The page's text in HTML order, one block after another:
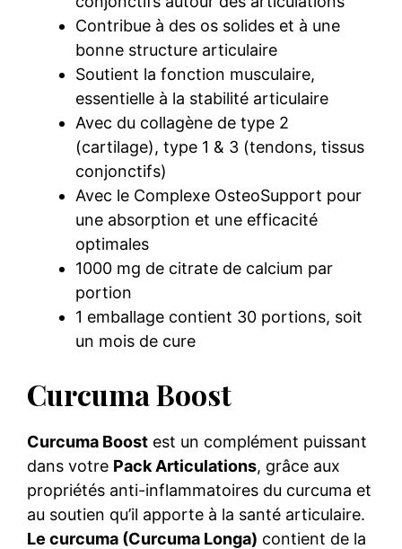
Contribue à des os solides et à une
bonne structure articulaire
Soutient la fonction musculaire,
essentielle à la stabilité articulaire
Avec du collagène de type 2
(cartilage), type 1 & 3 (tendons, tissus
conjonctifs)
Avec le Complexe OsteoSupport pour
une absorption et une efficacité
optimales
1000 mg de citrate de calcium par
portion
1 emballage contient 30 portions, soit
un mois de cure
Curcuma Boost
Curcuma Boost est un complément puissant
dans votre Pack Articulations, grâce aux
propriétés anti-inflammatoires du curcuma et
au soutien qu’il apporte à la santé articulaire.
Le curcuma (Curcuma Longa) contient de la